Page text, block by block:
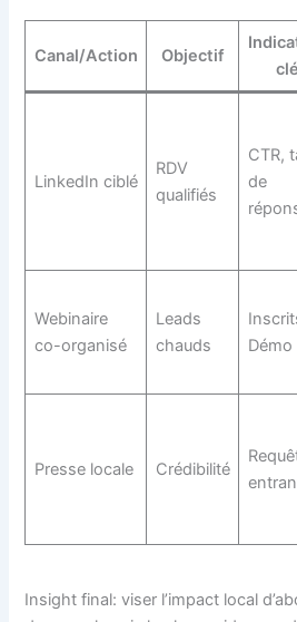
Canal/Action Objectif
clé
LinkedIn ciblé
RDV
qualifiés
CTR,
de
Webinaire
co-organisé
Leads
chauds
Démo
Presse locale Crédibilité
Insight final: viser l’impact local